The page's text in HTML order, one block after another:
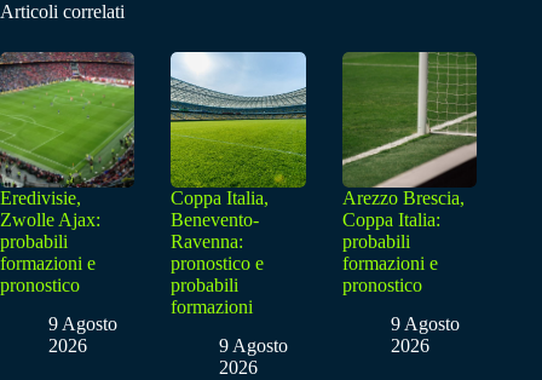
Articoli correlati
Eredivisie,
Zwolle Ajax:
probabili
formazioni e
pronostico
9 Agosto
2026
Coppa Italia,
Benevento-
Ravenna:
pronostico e
probabili
formazioni
9 Agosto
2026
Arezzo Brescia,
Coppa Italia:
probabili
formazioni e
pronostico
9 Agosto
2026